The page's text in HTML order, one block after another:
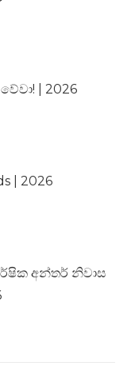
| 2026
| 2026
අන්තර් නිවාස